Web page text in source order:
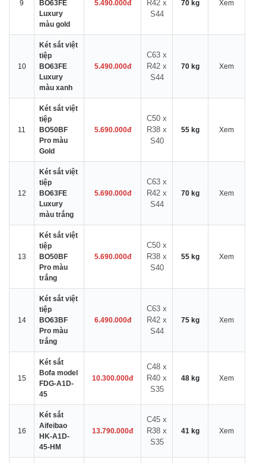
9
BO63FE
Luxury
màu gold
5.490.000đ
R42 x
S44
70 kg Xem
10
Két sắt việt
tiệp
BO63FE
Luxury
màu xanh
5.490.000đ
C63 x
R42 x
S44
70 kg Xem
11
Két sắt việt
tiệp
BO50BF
Pro màu
Gold
5.690.000đ
C50 x
R38 x
S40
55 kg Xem
12
Két sắt việt
tiệp
BO63FE
Luxury
màu trắng
5.690.000đ
C63 x
R42 x
S44
70 kg Xem
13
Két sắt việt
tiệp
BO50BF
Pro màu
trắng
5.690.000đ
C50 x
R38 x
S40
55 kg Xem
14
Két sắt việt
tiệp
BO63BF
Pro màu
trắng
6.490.000đ
C63 x
R42 x
S44
75 kg Xem
15
Két sắt
Bofa model
FDG-A1D-
45
10.300.000đ
C48 x
R40 x
S35
48 kg Xem
16
Két sắt
Aifeibao
HK-A1D-
45-HM
13.790.000đ
C45 x
R38 x
S35
41 kg Xem